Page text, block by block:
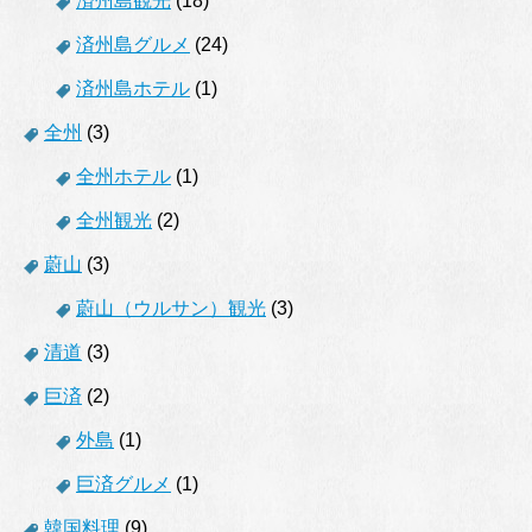
済州島グルメ (24)
済州島ホテル (1)
全州 (3)
全州ホテル (1)
全州観光 (2)
蔚山 (3)
蔚山（ウルサン）観光 (3)
清道 (3)
巨済 (2)
外島 (1)
巨済グルメ (1)